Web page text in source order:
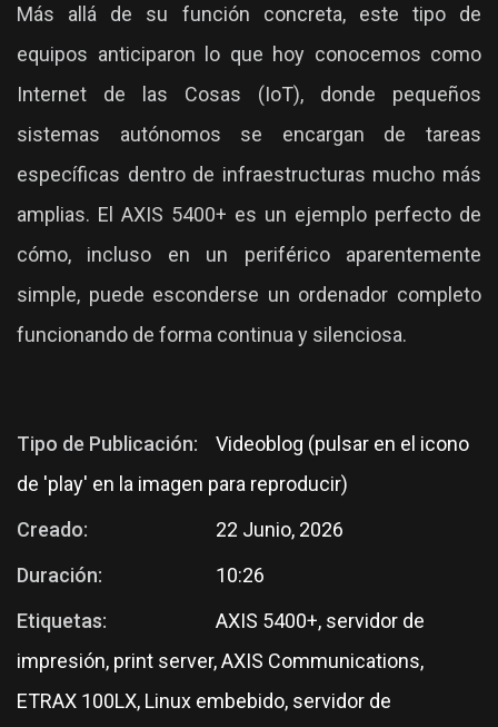
Más allá de su función concreta, este tipo de
equipos anticiparon lo que hoy conocemos como
Internet de las Cosas (IoT), donde pequeños
sistemas autónomos se encargan de tareas
específicas dentro de infraestructuras mucho más
amplias. El AXIS 5400+ es un ejemplo perfecto de
cómo, incluso en un periférico aparentemente
simple, puede esconderse un ordenador completo
funcionando de forma continua y silenciosa.
Tipo de Publicación:
Videoblog (pulsar en el icono
de 'play' en la imagen para reproducir)
Creado:
22 Junio, 2026
Duración:
10:26
Etiquetas:
AXIS 5400+, servidor de
impresión, print server, AXIS Communications,
ETRAX 100LX, Linux embebido, servidor de